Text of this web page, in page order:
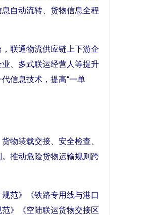
自动流转、货物信息全程
联通物流供应链上下游企
、多式联运经营人等提升
信息技术，提高“一单
物装载交接、安全检查、
推动危险货物运输规则跨
范》《铁路专用线与港口
》《空陆联运货物交接区